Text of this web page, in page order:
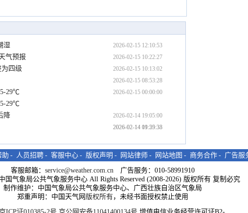
湿 2026-02-15 12:10:53
气预报 2026-02-15 10:22:27
四级 2026-02-15 10:13:02
2026-02-15 08:53:28
29℃ 2026-02-15 00:00:00
29℃
2026-02-14 19:05:00
降
2026-02-14 11:25:33
2026-02-14 09:59:38
助 - 人员招聘 - 客服中心 - 版权声明 - 网站律师 - 网站地图 - 商务合作 - 广告服
客服邮箱： service@weather.com.cn 广告服务：010-58991910
国气象局公共气象服务中心 All Rights Reserved (2008-2026) 版权所有 复制必究
制作维护：中国气象局公共气象服务中心、广西壮族自治区气象局
郑重声明：中国天气网 版权所有，未经书面授权禁止使用